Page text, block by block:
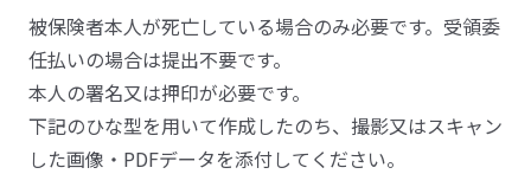
被保険者本人が死亡している場合のみ必要です。受領委
任払いの場合は提出不要です。
本人の署名又は押印が必要です。
下記のひな型を用いて作成したのち、撮影又はスキャン
した画像・PDFデータを添付してください。